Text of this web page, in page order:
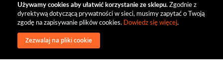
Używamy cookies aby ułatwić korzystanie ze sklepu. Zgodnie z
dyrektywą dotyczącą prywatności w sieci, musimy zapytać o Twoją
zgodę na zapisywanie plików cookies. Dowiedz się więcej.
Zezwalaj na pliki cookie